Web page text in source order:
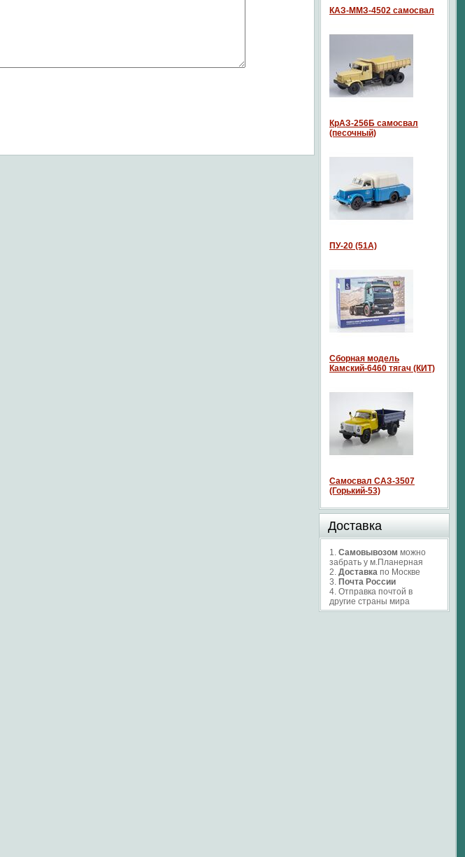
КАЗ-ММЗ-4502 самосвал
КрАЗ-256Б самосвал
(песочный)
ПУ-20 (51А)
Сборная модель
Камский-6460 тягач (КИТ)
Самосвал САЗ-3507
(Горький-53)
Доставка
1. Самовывозом можно
забрать у м.Планерная
2. Доставка по Москве
3. Почта России
4. Отправка почтой в
другие страны мира